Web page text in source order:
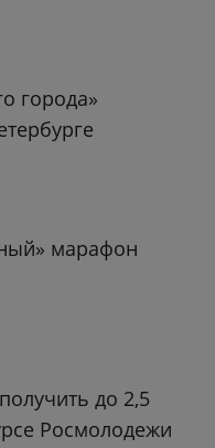
города»
марафон
до 2,5
Росмолодежи